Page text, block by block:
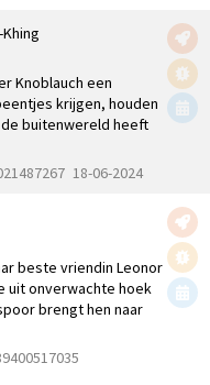
Knoblauch een
krijgen, houden
de buitenwereld heeft
18-06-2024
beste vriendin Leonor
uit onverwachte hoek
brengt hen naar